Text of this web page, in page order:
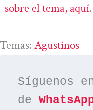
sobre el tema, aquí.
Temas: Agustinos
Síguenos
de